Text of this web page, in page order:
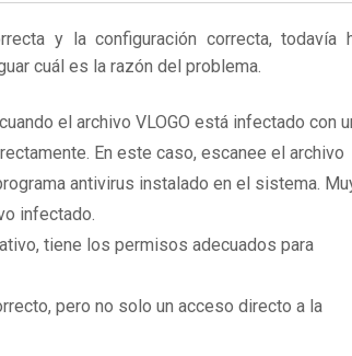
y la configuración correcta, todavía
cuál es la razón del problema.
el archivo VLOGO está infectado con
En este caso, escanee el archivo
antivirus instalado en el sistema.
infectado.
tiene los permisos adecuados para
pero no solo un acceso directo a la